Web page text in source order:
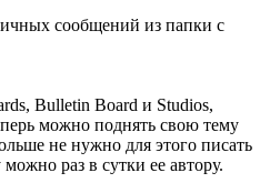
сообщений из папки с
Bulletin Board и Studios,
можно поднять свою тему
не нужно для этого писать
раз в сутки ее автору.